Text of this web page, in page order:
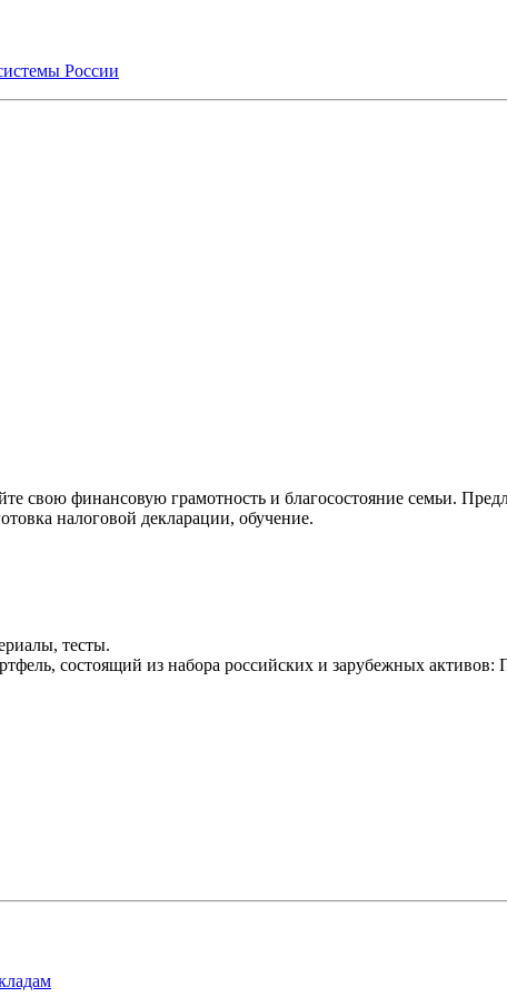
России
свою финансовую грамотность и благосостояние семьи.
налоговой декларации, обучение.
тесты.
состоящий из набора российских и зарубежных